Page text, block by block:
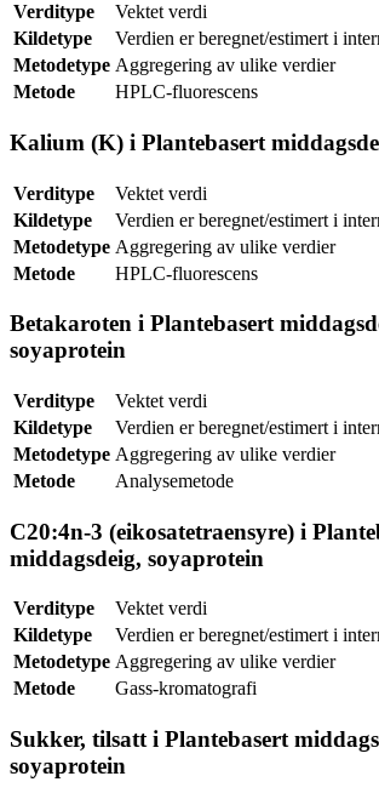
Verditype
Vektet verdi
Kildetype
Verdien er beregnet/estimert i
Metodetype Aggregering av ulike verdier
Metode
HPLC-fluorescens
Kalium (K) i Plantebasert
Verditype
Vektet verdi
Kildetype
Verdien er beregnet/estimert i
Metodetype Aggregering av ulike verdier
Metode
HPLC-fluorescens
Betakaroten i Plantebasert
soyaprotein
Verditype
Vektet verdi
Kildetype
Verdien er beregnet/estimert i
Metodetype Aggregering av ulike verdier
Metode
Analysemetode
C20:4n-3 (eikosatetraensyre) i
middagsdeig, soyaprotein
Verditype
Vektet verdi
Kildetype
Verdien er beregnet/estimert i
Metodetype Aggregering av ulike verdier
Metode
Gass-kromatografi
Sukker, tilsatt i Plantebasert
soyaprotein